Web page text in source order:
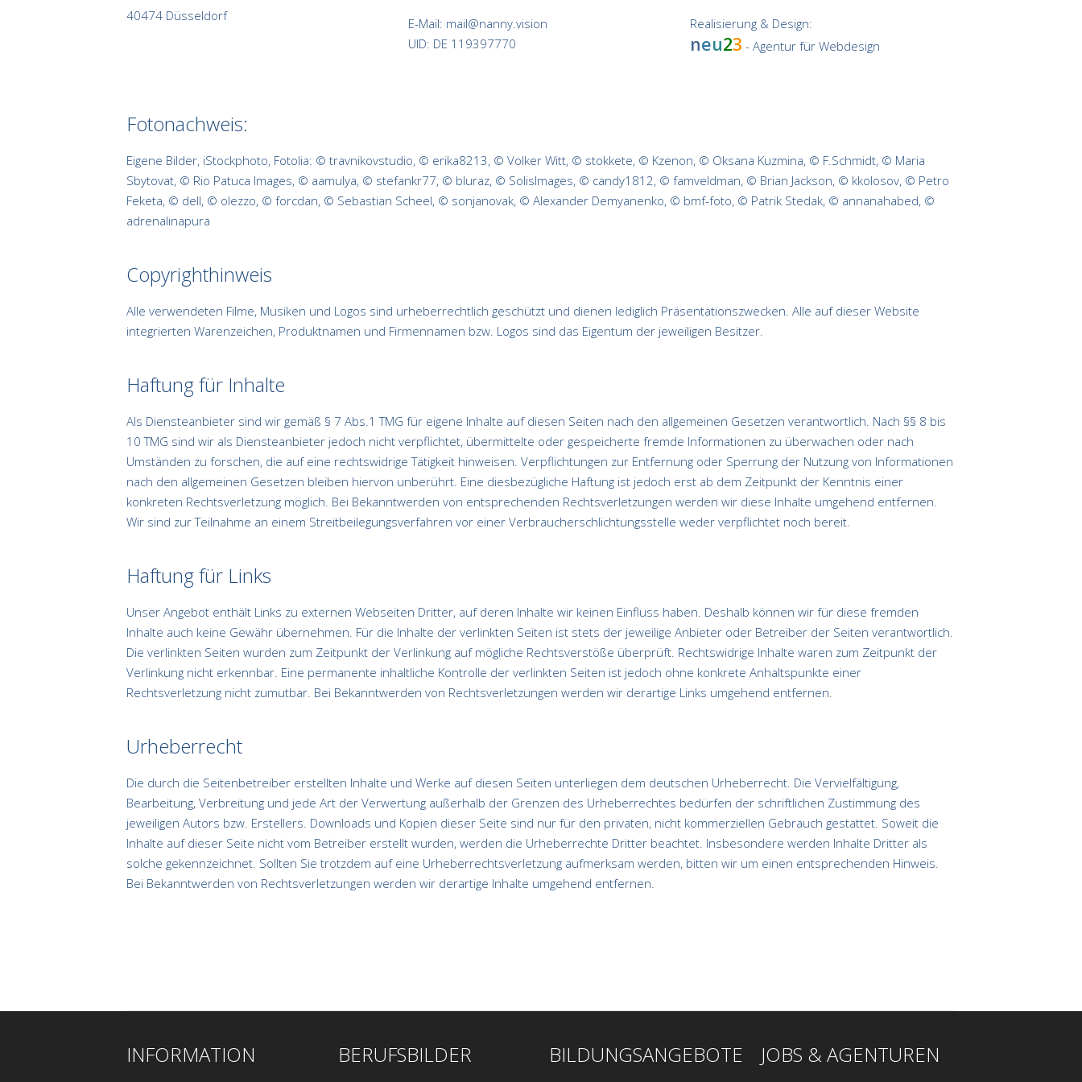
40474 Düsseldorf
E-Mail: mail@nanny.vision
UID: DE 119397770
Realisierung & Design:
neu23 - Agentur für Webdesign
Fotonachweis:
Eigene Bilder, iStockphoto, Fotolia: © travnikovstudio, © erika8213, © Volker Witt, © stokkete, © Kzenon, © Oksana Kuzmina, © F.Schmidt, © Maria
Sbytovat, © Rio Patuca Images, © aamulya, © stefankr77, © bluraz, © SolisImages, © candy1812, © famveldman, © Brian Jackson, © kkolosov, © Petro
Feketa, © dell, © olezzo, © forcdan, © Sebastian Scheel, © sonjanovak, © Alexander Demyanenko, © bmf-foto, © Patrik Stedak, © annanahabed, ©
adrenalinapura
Copyrighthinweis
Alle verwendeten Filme, Musiken und Logos sind urheberrechtlich geschützt und dienen lediglich Präsentationszwecken. Alle auf dieser Website
integrierten Warenzeichen, Produktnamen und Firmennamen bzw. Logos sind das Eigentum der jeweiligen Besitzer.
Haftung für Inhalte
Als Diensteanbieter sind wir gemäß § 7 Abs.1 TMG für eigene Inhalte auf diesen Seiten nach den allgemeinen Gesetzen verantwortlich. Nach §§ 8 bis
10 TMG sind wir als Diensteanbieter jedoch nicht verpflichtet, übermittelte oder gespeicherte fremde Informationen zu überwachen oder nach
Umständen zu forschen, die auf eine rechtswidrige Tätigkeit hinweisen. Verpflichtungen zur Entfernung oder Sperrung der Nutzung von Informationen
nach den allgemeinen Gesetzen bleiben hiervon unberührt. Eine diesbezügliche Haftung ist jedoch erst ab dem Zeitpunkt der Kenntnis einer
konkreten Rechtsverletzung möglich. Bei Bekanntwerden von entsprechenden Rechtsverletzungen werden wir diese Inhalte umgehend entfernen.
Wir sind zur Teilnahme an einem Streitbeilegungsverfahren vor einer Verbraucherschlichtungsstelle weder verpflichtet noch bereit.
Haftung für Links
Unser Angebot enthält Links zu externen Webseiten Dritter, auf deren Inhalte wir keinen Einfluss haben. Deshalb können wir für diese fremden
Inhalte auch keine Gewähr übernehmen. Für die Inhalte der verlinkten Seiten ist stets der jeweilige Anbieter oder Betreiber der Seiten verantwortlich.
Die verlinkten Seiten wurden zum Zeitpunkt der Verlinkung auf mögliche Rechtsverstöße überprüft. Rechtswidrige Inhalte waren zum Zeitpunkt der
Verlinkung nicht erkennbar. Eine permanente inhaltliche Kontrolle der verlinkten Seiten ist jedoch ohne konkrete Anhaltspunkte einer
Rechtsverletzung nicht zumutbar. Bei Bekanntwerden von Rechtsverletzungen werden wir derartige Links umgehend entfernen.
Urheberrecht
Die durch die Seitenbetreiber erstellten Inhalte und Werke auf diesen Seiten unterliegen dem deutschen Urheberrecht. Die Vervielfältigung,
Bearbeitung, Verbreitung und jede Art der Verwertung außerhalb der Grenzen des Urheberrechtes bedürfen der schriftlichen Zustimmung des
jeweiligen Autors bzw. Erstellers. Downloads und Kopien dieser Seite sind nur für den privaten, nicht kommerziellen Gebrauch gestattet. Soweit die
Inhalte auf dieser Seite nicht vom Betreiber erstellt wurden, werden die Urheberrechte Dritter beachtet. Insbesondere werden Inhalte Dritter als
solche gekennzeichnet. Sollten Sie trotzdem auf eine Urheberrechtsverletzung aufmerksam werden, bitten wir um einen entsprechenden Hinweis.
Bei Bekanntwerden von Rechtsverletzungen werden wir derartige Inhalte umgehend entfernen.
INFORMATION BERUFSBILDER BILDUNGSANGEBOTE JOBS & AGENTUREN